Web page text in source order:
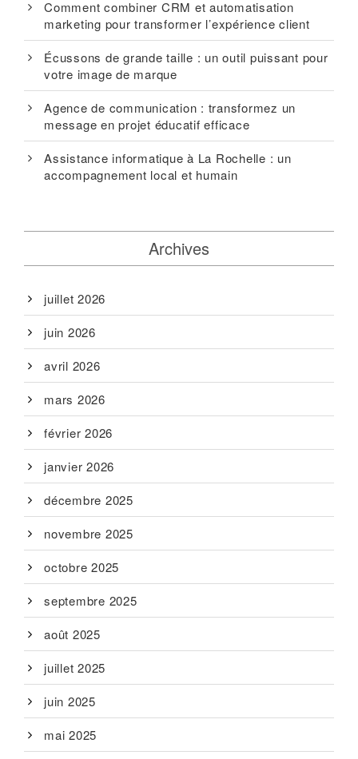
Comment combiner CRM et automatisation
marketing pour transformer l’expérience client
Écussons de grande taille : un outil puissant pour
votre image de marque
Agence de communication : transformez un
message en projet éducatif efficace
Assistance informatique à La Rochelle : un
accompagnement local et humain
Archives
juillet 2026
juin 2026
avril 2026
mars 2026
février 2026
janvier 2026
décembre 2025
novembre 2025
octobre 2025
septembre 2025
août 2025
juillet 2025
juin 2025
mai 2025